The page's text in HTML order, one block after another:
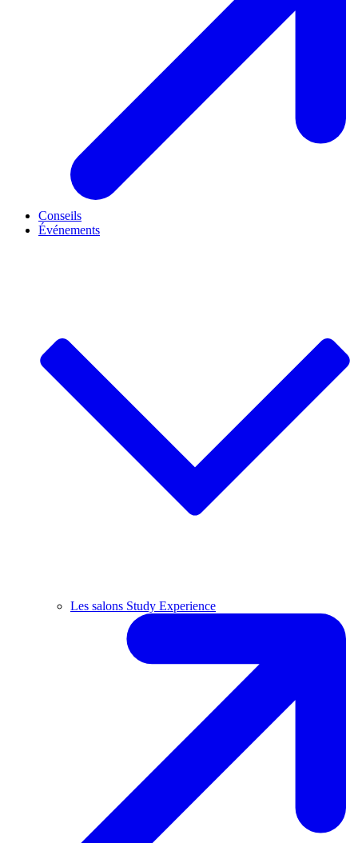
Conseils
Événements
Les salons Study Experience